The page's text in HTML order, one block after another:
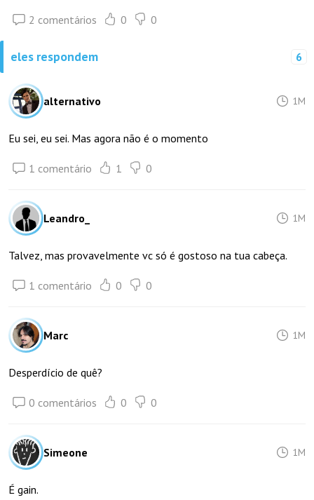
2 comentários 0 0
eles respondem 6
alternativo 1M
Eu sei, eu sei. Mas agora não é o momento
1 comentário 1 0
Leandro_ 1M
Talvez, mas provavelmente vc só é gostoso na tua cabeça.
1 comentário 0 0
Marc 1M
Desperdício de quê?
0 comentários 0 0
Simeone 1M
É gain.